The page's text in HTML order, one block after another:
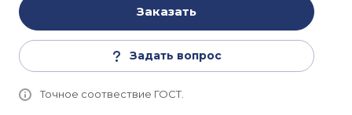
Заказать
Задать вопрос
Точное соотвествие ГОСТ.